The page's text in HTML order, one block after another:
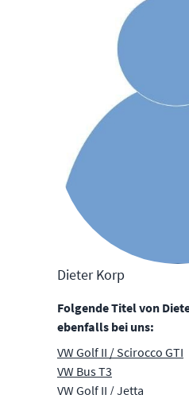
Dieter Korp
Folgende Titel von
ebenfalls bei uns:
VW Golf II / Scirocco GTI
VW Bus T3
VW Golf II / Jetta